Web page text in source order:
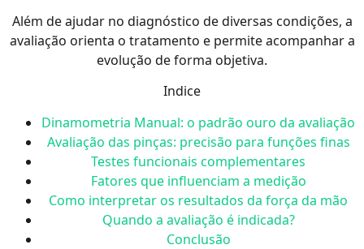
Além de ajudar no diagnóstico de diversas condições, a
avaliação orienta o tratamento e permite acompanhar a
evolução de forma objetiva.
Indice
Dinamometria Manual: o padrão ouro da avaliação
Avaliação das pinças: precisão para funções finas
Testes funcionais complementares
Fatores que influenciam a medição
Como interpretar os resultados da força da mão
Quando a avaliação é indicada?
Conclusão